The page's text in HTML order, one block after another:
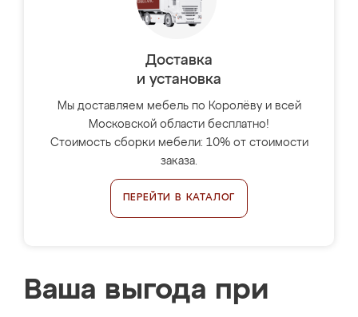
Доставка
и установка
Мы доставляем мебель по Королёву и всей
Московской области бесплатно!
Стоимость сборки мебели: 10% от стоимости
заказа.
ПЕРЕЙТИ В КАТАЛОГ
Ваша выгода при